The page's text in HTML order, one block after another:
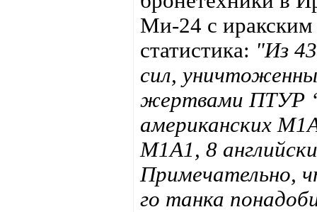
Ми-24 с иракским
статистика: "Из
сил,
жертвами ПТУР
американских
М1А1, 8
Примечательно,
го танка